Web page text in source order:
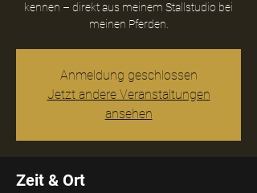
kennen – direkt aus meinem Stallstudio bei
meinen Pferden.
Anmeldung geschlossen
Jetzt andere Veranstaltungen
ansehen
Zeit & Ort